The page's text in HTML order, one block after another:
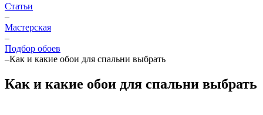
Статьи
–
Мастерская
–
Подбор обоев
–Как и какие обои для спальни выбрать
Как и какие обои для спальни выбрать